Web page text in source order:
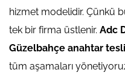
hizmet modelidir. Çünkü
tek bir firma üstlenir. Adc
Güzelbahçe anahtar
tüm aşamaları